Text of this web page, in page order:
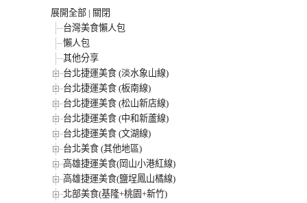
展開全部 | 關閉
台灣美食懶人包
懶人包
其他分享
台北捷運美食 (淡水象山線)
台北捷運美食 (板南線)
台北捷運美食 (松山新店線)
台北捷運美食 (中和新蘆線)
台北捷運美食 (文湖線)
台北美食 (其他地區)
高雄捷運美食(岡山小港紅線)
高雄捷運美食(鹽埕鳳山橘線)
北部美食(基隆+桃園+新竹)